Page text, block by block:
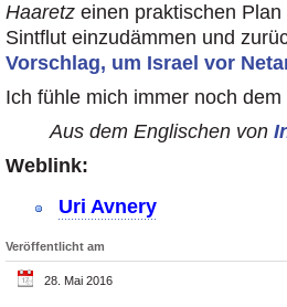
Haaretz einen praktischen
Sintflut einzudämmen und
Vorschlag, um Israel vor
Ich fühle mich immer noch
Aus dem Englischen von
Weblink:
Uri Avnery
Veröffentlicht am
28. Mai 2016